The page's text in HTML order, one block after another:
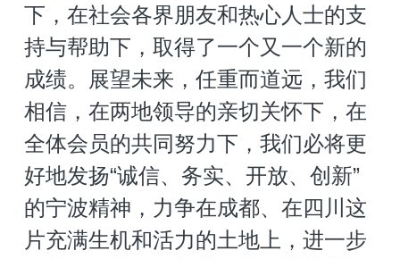
下，在社会各界朋友和热心人士的支
持与帮助下，取得了一个又一个新的
成绩。展望未来，任重而道远，我们
相信，在两地领导的亲切关怀下，在
全体会员的共同努力下，我们必将更
好地发扬“诚信、务实、开放、创新”
的宁波精神，力争在成都、在四川这
片充满生机和活力的土地上，进一步